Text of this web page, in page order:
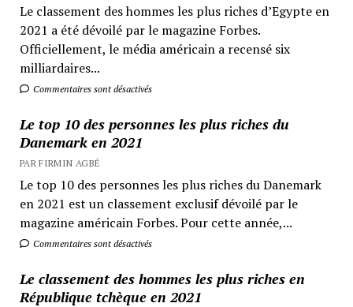
Le classement des hommes les plus riches d’Egypte en
2021 a été dévoilé par le magazine Forbes.
Officiellement, le média américain a recensé six
milliardaires...
Commentaires sont désactivés
Le top 10 des personnes les plus riches du
Danemark en 2021
PAR FIRMIN AGBÉ
Le top 10 des personnes les plus riches du Danemark
en 2021 est un classement exclusif dévoilé par le
magazine américain Forbes. Pour cette année,...
Commentaires sont désactivés
Le classement des hommes les plus riches en
République tchèque en 2021